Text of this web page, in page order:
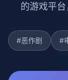
的游戏平台
#恶作剧 #